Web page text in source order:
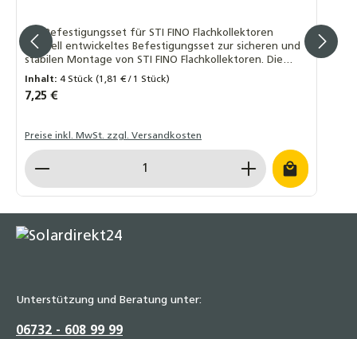
4er-Befestigungsset für STI FINO Flachkollektoren
Speziell entwickeltes Befestigungsset zur sicheren und
stabilen Montage von STI FINO Flachkollektoren. Die
Halterungen bestehen aus robustem, schwarz
eloxiertem Aluminium und gewährleisten eine langlebige
und witterungsbeständige Installation. Lieferumfang: 4
Befestigung für STI FINO Kollektoren Hochwertige
Verarbeitung für langfristigen Einsatz Einfache und
schnelle Montage ⚠️ Hinweis: Dieses Befestigungsset ist
ausschließlich für STI FINO Flachkollektoren geeignet. Für
Kollektoren anderer Hersteller ist dieses Set nicht
Inhalt:4 Stück(1,81 € / 1 Stück)
Regulärer Preis:
7,25 €
Preise inkl. MwSt. zzgl. Versandkosten
Produkt Anzahl: Gib den gewünschten Wert
Unterstützung und Beratung unter:
06732 - 608 99 99